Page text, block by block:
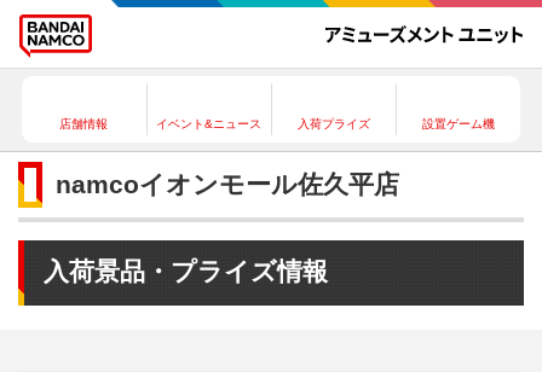
店舗情報 イベント&ニュース 入荷プライズ 設置ゲーム機
namcoイオンモール佐久平店
入荷景品・プライズ情報